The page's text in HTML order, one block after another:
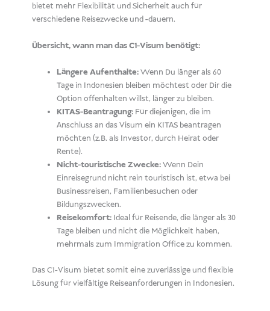
bietet mehr Flexibilität und Sicherheit auch für
verschiedene Reisezwecke und -dauern.
Übersicht, wann man das C1-Visum benötigt:
Längere Aufenthalte:Wenn Du länger als 60
Tage in Indonesien bleiben möchtest oder Dir die
Option offenhalten willst, länger zu bleiben.
KITAS-Beantragung:Für diejenigen, die im
Anschluss an das Visum ein KITAS beantragen
möchten (z.B. als Investor, durch Heirat oder
Rente).
Nicht-touristische Zwecke:Wenn Dein
Einreisegrund nicht rein touristisch ist, etwa bei
Businessreisen, Familienbesuchen oder
Bildungszwecken.
Reisekomfort:Ideal für Reisende, die länger als 30
Tage bleiben und nicht die Möglichkeit haben,
mehrmals zum Immigration Office zu kommen.
Das C1-Visum bietet somit eine zuverlässige und flexible
Lösung für vielfältige Reiseanforderungen in Indonesien.